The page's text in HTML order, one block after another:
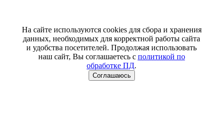
На сайте используются cookies для сбора и хранения
данных, необходимых для корректной работы сайта
и удобства посетителей. Продолжая использовать
наш сайт, Вы соглашаетесь с политикой по
обработке ПД.
Соглашаюсь